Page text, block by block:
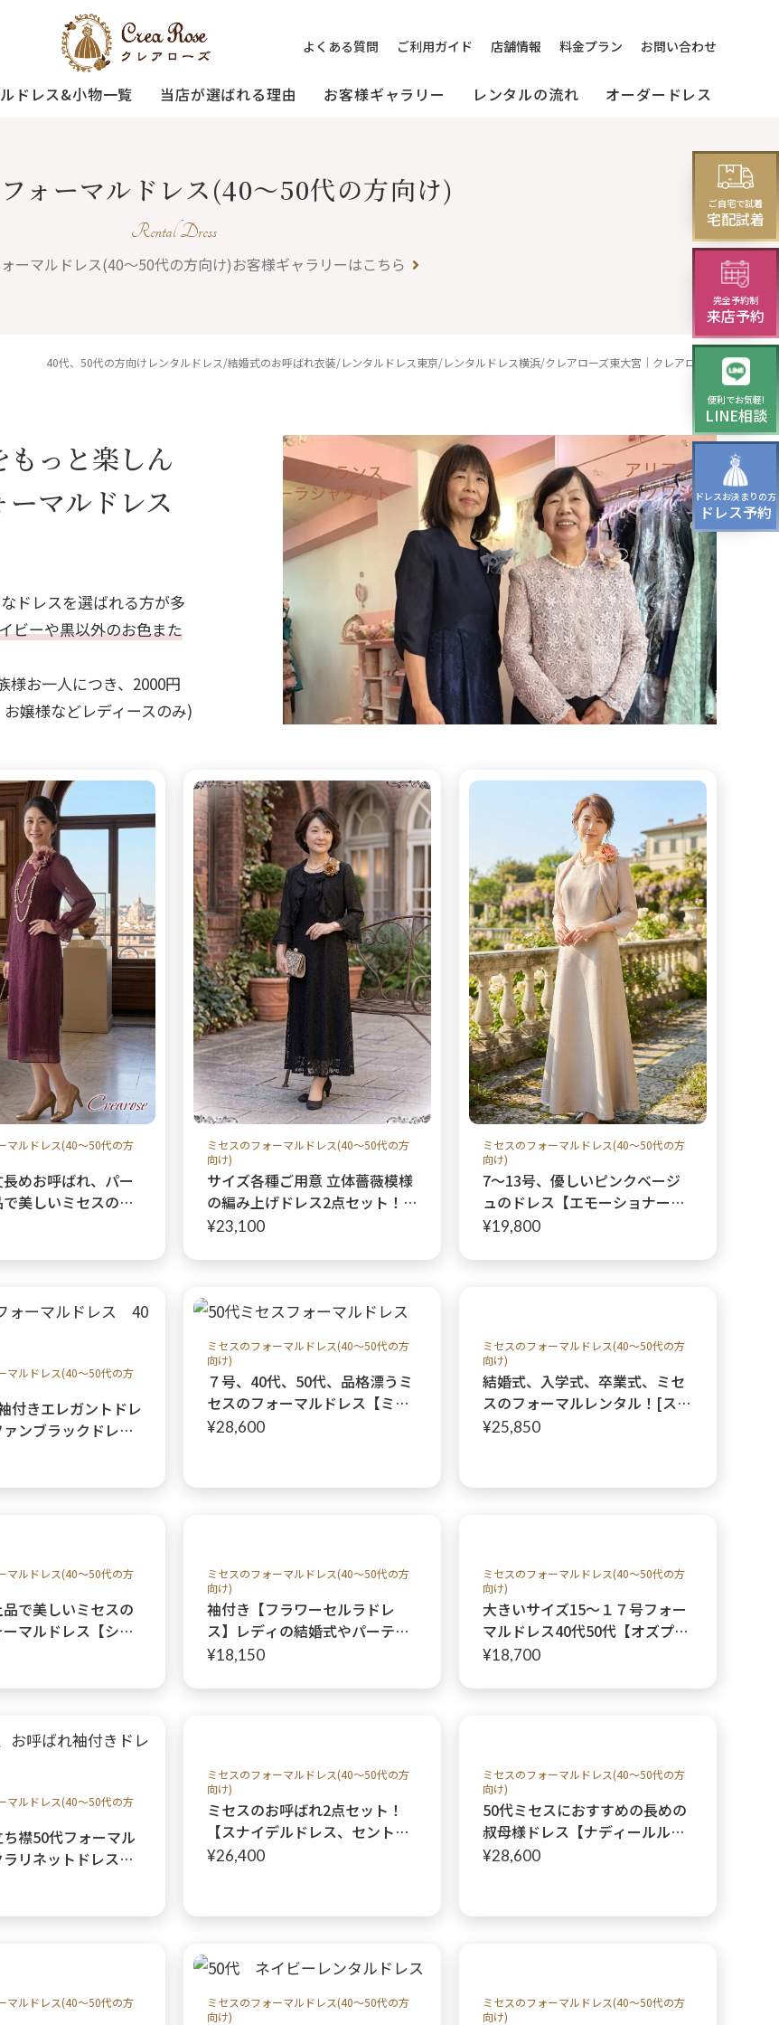
よくある質問 ご利用ガイド 店舗情報 料金プラン お問い合わせ
ドレス&小物一覧
スの
ーマルドレス
祖母様の
フォーマルドレス
演奏会・発表会・舞台用
華やかロングドレス・
パーティー、
当店が選ばれる理由 お客様ギャラリー レンタルの流れ
[宅配]
試着・レンタルの流れ
[来店]
試着・レンタルの流れ
オーダードレス
オーダードレス
セミオーダードレス
(セレクトプラン)
ォーマルドレス(40～50代の方向け)
Rental Dress
ーマルドレス(40～50代の方向け)お客様ギャラリーはこちら
40代、50代の方向けレンタルドレス/結婚式のお呼ばれ衣装/レンタルドレス東京/レンタルドレス横浜/クレアローズ東大宮｜クレアローズ
もっと楽しん
マルドレス
ドレスを選ばれる方が多
ビーや黒以外のお色また
様お一人につき、2000円
嬢様などレディースのみ)
マルドレス(40～50代の方
長めお呼ばれ、パー
美しいミセスのフ
ス【バーガンドル
ティーにも♩
ミセスのフォーマルドレス(40～50代の方
向け)
サイズ各種ご用意 立体薔薇模様
の編み上げドレス2点セット！
【ミディパティオ＋ブラックベ
親族ドレス
¥23,100
ミセスのフォーマルドレス(40～50代の方
向け)
7〜13号、優しいピンクベージ
ュのドレス【エモーショナード
レス＋ソフトベールボレロ】カ
ドレスやご親族様に
¥19,800
マルドレス(40～50代の方
付きエレガントドレ
ンブラックドレ
やご親族様に
ミセスのフォーマルドレス(40～50代の方
向け)
７号、40代、50代、品格漂うミ
セスのフォーマルドレス【ミデ
ィパティオドレス+ベルベット
ルドレス大宮
¥28,600
ミセスのフォーマルドレス(40～50代の方
向け)
結婚式、入学式、卒業式、ミセ
スのフォーマルレンタル！[スナ
イデルドレス+スナイデルジャ
¥25,850
マルドレス(40～50代の方
品で美しいミセスの
マルドレス【シリ
レス+シリックマ
学式、卒業式、式
ミセスのフォーマルドレス(40～50代の方
向け)
袖付き【フラワーセルラドレ
ス】レディの結婚式やパーティ
ーに
¥18,150
ミセスのフォーマルドレス(40～50代の方
向け)
大きいサイズ15〜１７号フォー
マルドレス40代50代【オズプレ
ッサドレス】ネイビーの袖付き
叔母様、ミセス様人気ドレス
¥18,700
マルドレス(40～50代の方
襟50代フォーマル
ラリネットドレス＋
ンリーボレロ 】ご
ミセスのフォーマルドレス(40～50代の方
向け)
ミセスのお呼ばれ2点セット！
【スナイデルドレス、セントミ
アジャケット 】ご親族様、フォ
¥26,400
ミセスのフォーマルドレス(40～50代の方
向け)
50代ミセスにおすすめの長めの
叔母様ドレス【ナディールルデ
ドレス＋ネイビーハーパーパリ
¥28,600
マルドレス(40～50代の方
ミセスのフォーマルドレス(40～50代の方
向け)
ミセスのフォーマルドレス(40～50代の方
向け)
ご自宅で試着
宅配試着
完全予約制
来店予約
便利でお気軽!
LINE相談
ドレスお決まりの方
ドレス予約